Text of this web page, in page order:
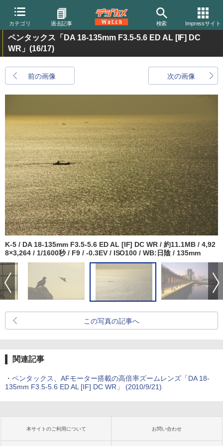
カテゴリ 過去記事 検索 Impressサイト
ペンタックス「DA 18-135mm F3.5-5.6 ED AL [IF] DC
WR」 (16/17)
前の画像 次の画像
K-5 / DA 18-135mm F3.5-5.6 ED AL [IF] DC WR / 約11.1MB / 4,92
8×3,264 / 1/1600秒 / F9 / -0.3EV / ISO100 / WB:日陰 / 135mm
この写真の記事へ
関連記事
・ ペンタックス、AFモーター搭載の高倍率ズームレンズ「DA 18-
135mm F3.5-5.6 ED AL [IF] DC WR」 (2010/9/21)
本サイトのご利用について お問い合わせ